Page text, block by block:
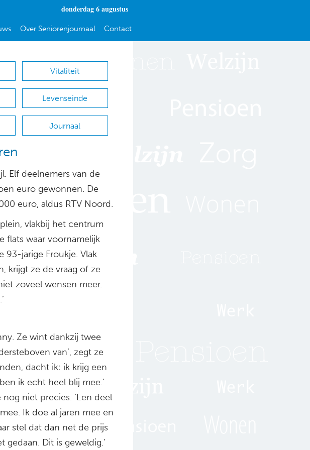
donderdag 6 augustus
Over Seniorenjournaal Contact
Vitaliteit
Levenseinde
Journaal
Elf deelnemers van de
euro gewonnen. De
euro, aldus RTV Noord.
vlakbij het centrum
flats waar voornamelijk
93-jarige Froukje. Vlak
krijgt ze de vraag of ze
zoveel wensen meer.
Ze wint dankzij twee
van’, zegt ze
dacht ik: ik krijg een
ik echt heel blij mee.’
niet precies. ‘Een deel
Ik doe al jaren mee en
stel dat dan net de prijs
Dit is geweldig.’